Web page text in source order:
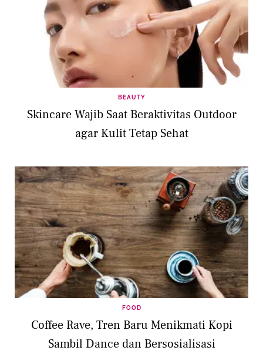
BEAUTY
Skincare Wajib Saat Beraktivitas Outdoor
agar Kulit Tetap Sehat
FOOD
Coffee Rave, Tren Baru Menikmati Kopi
Sambil Dance dan Bersosialisasi